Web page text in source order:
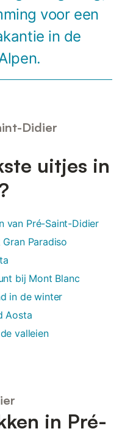
voor een
in de
Didier
uitjes in
van Pré-Saint-Didier
Paradiso
bij Mont Blanc
in de winter
Aosta
valleien
in Pré-